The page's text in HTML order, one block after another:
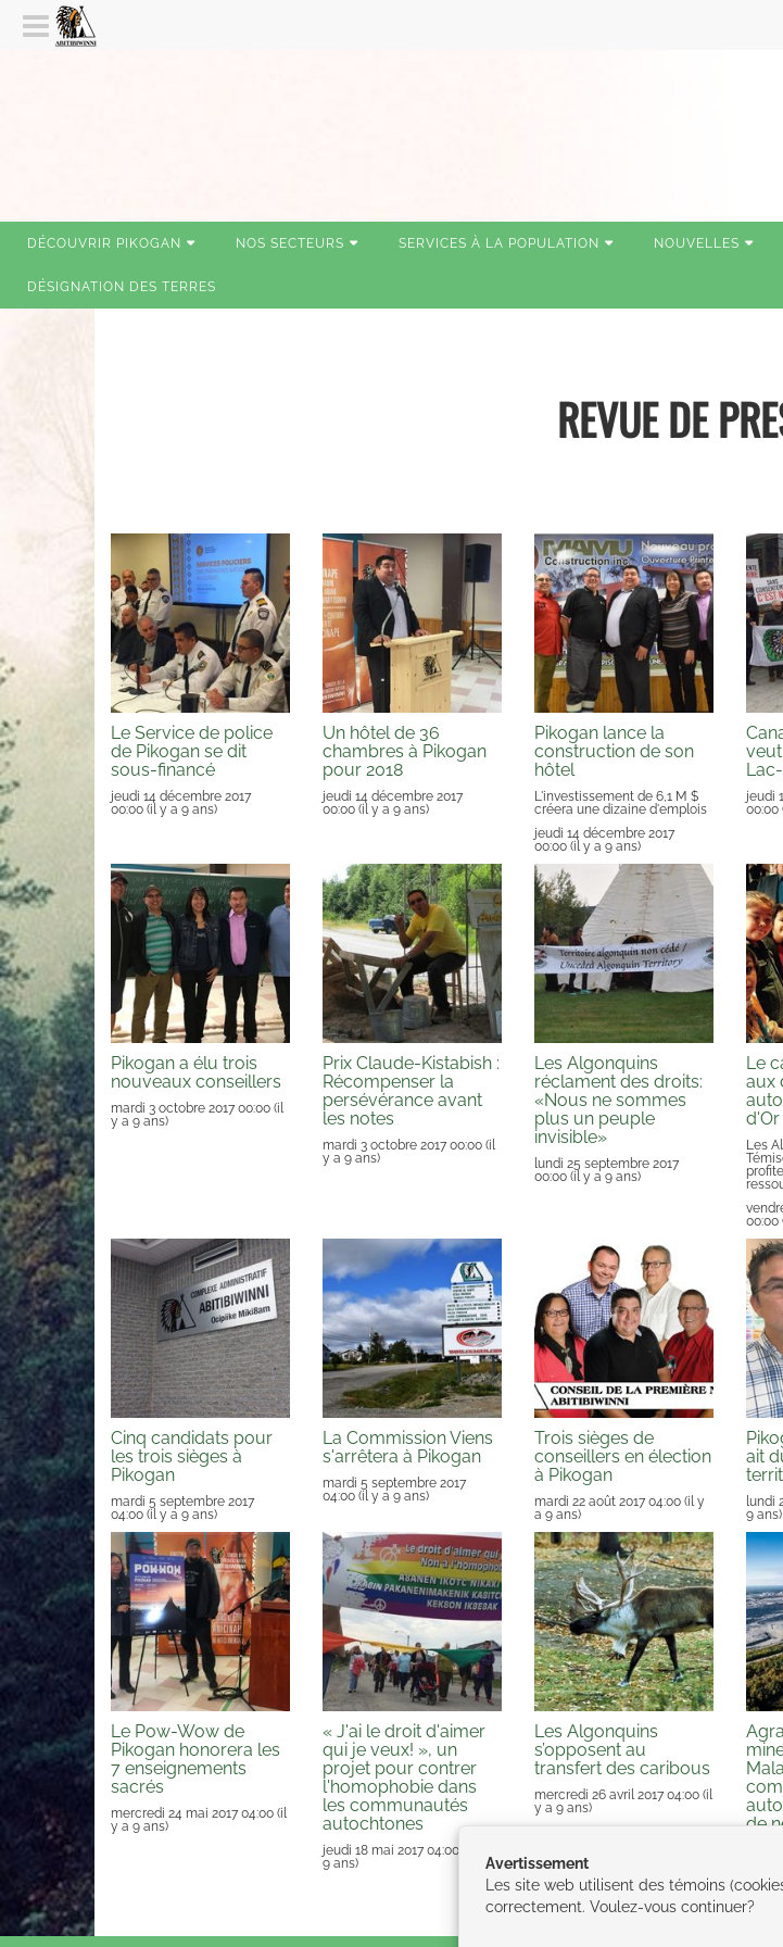
DÉCOUVRIR PIKOGAN NOS SECTEURS SERVICES À LA POPULATION NOUVELLES
DÉSIGNATION DES TERRES
REVUE DE
Le Service de police
de Pikogan se dit
sous-financé
jeudi 14 décembre 2017
00:00 (il y a 9 ans)
Un hôtel de 36
chambres à Pikogan
pour 2018
jeudi 14 décembre 2017
00:00 (il y a 9 ans)
Pikogan lance la
construction de son
hôtel
L'investissement de 6,1 M $
créera une dizaine d'emplois
jeudi 14 décembre 2017
00:00 (il y a 9 ans)
jeudi
00:00
Pikogan a élu trois
nouveaux conseillers
mardi 3 octobre 2017 00:00 (il
y a 9 ans)
Prix Claude-Kistabish :
Récompenser la
persévérance avant
les notes
mardi 3 octobre 2017 00:00 (il
y a 9 ans)
Les Algonquins
réclament des droits:
«Nous ne sommes
plus un peuple
invisible»
lundi 25 septembre 2017
00:00 (il y a 9 ans)
Le
aux
d'Or
Les
00:00
Cinq candidats pour
les trois sièges à
Pikogan
mardi 5 septembre 2017
04:00 (il y a 9 ans)
La Commission Viens
s'arrêtera à Pikogan
mardi 5 septembre 2017
04:00 (il y a 9 ans)
Trois sièges de
conseillers en élection
à Pikogan
mardi 22 août 2017 04:00 (il y
a 9 ans)
ait
lundi
9 ans)
Le Pow-Wow de
Pikogan honorera les
7 enseignements
sacrés
mercredi 24 mai 2017 04:00 (il
y a 9 ans)
« J'ai le droit d'aimer
qui je veux! », un
projet pour contrer
l'homophobie dans
les communautés
autochtones
jeudi 18 mai 2017 04:00
9 ans)
Les Algonquins
s’opposent au
transfert des caribous
mercredi 26 avril 2017 04:00 (il
y a 9 ans)
de
y a 9
Avertissement
Les site web utilisent des témoins
correctement. Voulez-vous continuer?